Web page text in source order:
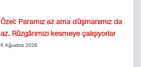
Özel: Paramız az ama düşmanımız da
az. Rüzgârımızı kesmeye çalışıyorlar
6 Ağustos 2026